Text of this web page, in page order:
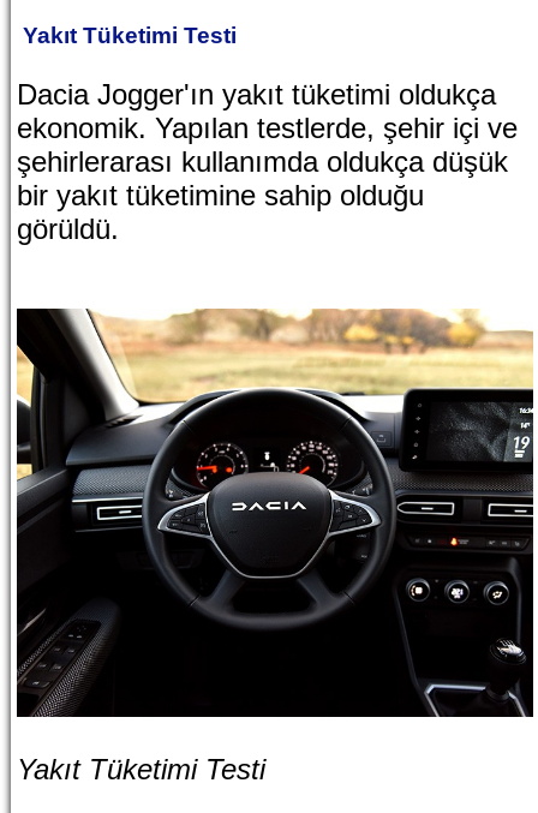
Yakıt Tüketimi Testi
Dacia Jogger'ın yakıt tüketimi oldukça
ekonomik. Yapılan testlerde, şehir içi ve
şehirlerarası kullanımda oldukça düşük
bir yakıt tüketimine sahip olduğu
görüldü.
Yakıt Tüketimi Testi